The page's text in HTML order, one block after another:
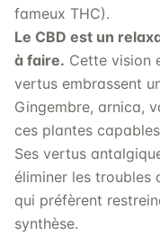
fameux THC).
Le CBD est un
à faire. Cette vision
vertus embrassent
Gingembre, arnica,
ces plantes
Ses vertus
éliminer les troubles
qui préfèrent
synthèse.